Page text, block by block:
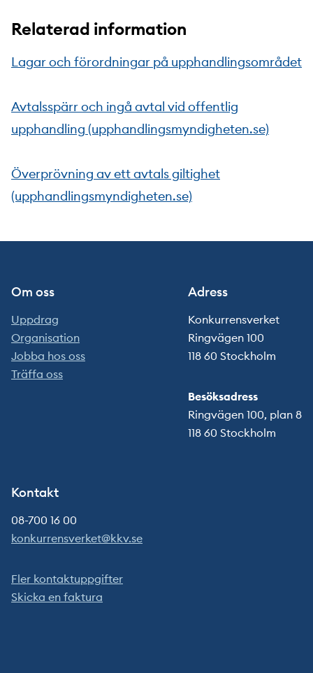
Relaterad information
Lagar och förordningar på upphandlingsområdet
Avtalsspärr och ingå avtal vid offentlig
upphandling (upphandlingsmyndigheten.se)
Överprövning av ett avtals giltighet
(upphandlingsmyndigheten.se)
Om oss
Uppdrag
Organisation
Jobba hos oss
Träffa oss
Adress
Konkurrensverket
Ringvägen 100
118 60 Stockholm
Besöksadress
Ringvägen 100, plan 8
118 60 Stockholm
Kontakt
08-700 16 00
konkurrensverket@kkv.se
Fler kontaktuppgifter
Skicka en faktura